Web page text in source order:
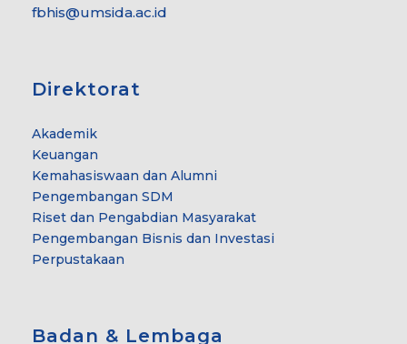
fbhis@umsida.ac.id
Direktorat
Akademik
Keuangan
Kemahasiswaan dan Alumni
Pengembangan SDM
Riset dan Pengabdian Masyarakat
Pengembangan Bisnis dan Investasi
Perpustakaan
Badan & Lembaga